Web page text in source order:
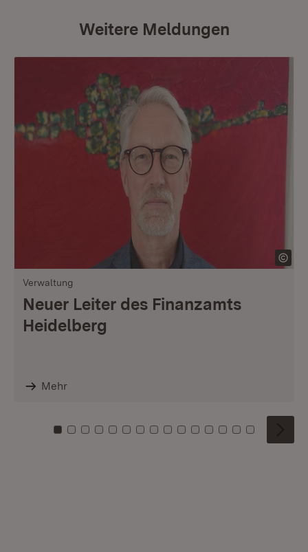
Weitere Meldungen
Verwaltung
Neuer Leiter des Finanzamts
Heidelberg
Mehr
Zu Kachel: 0
Zu Kachel: 1
Zu Kachel: 2
Zu Kachel: 3
Zu Kachel: 4
Zu Kachel: 5
Zu Kachel: 6
Zu Kachel: 7
Zu Kachel: 8
Zu Kachel: 9
Zu Kachel: 10
Zu Kachel: 11
Zu Kachel: 12
Zu Kachel:
Zu